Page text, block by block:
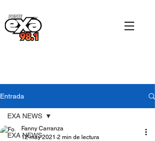
Entrada
EXA NEWS
EXA NEWS
Fanny Carranza
12 may 2021 2 min de lectura